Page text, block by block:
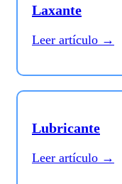
Laxante
Leer artículo →
Lubricante
Leer artículo →